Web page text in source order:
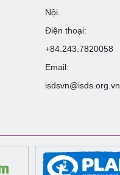
Nội.
Điện thoại:
+84.243.7820058
Email:
isdsvn@isds.org.vn